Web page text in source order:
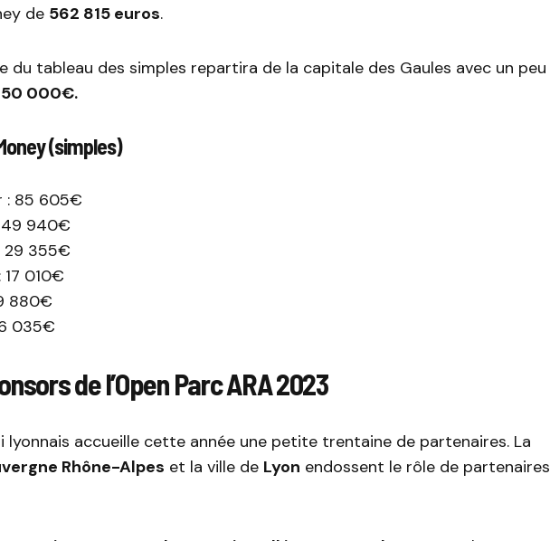
de 562 815 euros.
du tableau des simples repartira de la capitale des Gaules avec un peu
50 000€.
(simples)
: 85 605€
49 940€
29 355€
17 010€
880€
035€
de l’Open Parc ARA 2023
lyonnais accueille cette année une petite trentaine de partenaires. La
Rhône-Alpes et la ville de Lyon endossent le rôle de partenaires